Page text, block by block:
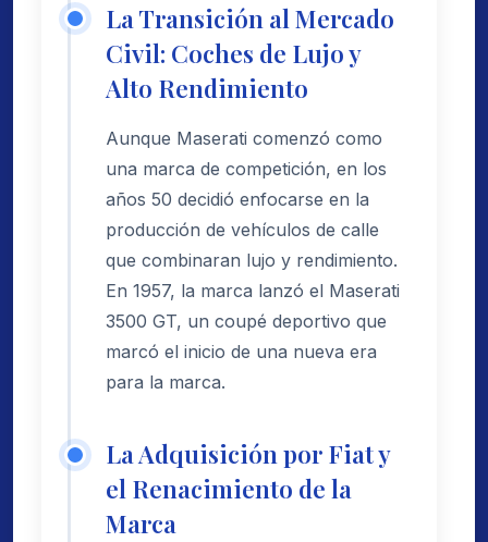
La Transición al Mercado
Civil: Coches de Lujo y
Alto Rendimiento
Aunque Maserati comenzó como
una marca de competición, en los
años 50 decidió enfocarse en la
producción de vehículos de calle
que combinaran lujo y rendimiento.
En 1957, la marca lanzó el Maserati
3500 GT, un coupé deportivo que
marcó el inicio de una nueva era
para la marca.
La Adquisición por Fiat y
el Renacimiento de la
Marca